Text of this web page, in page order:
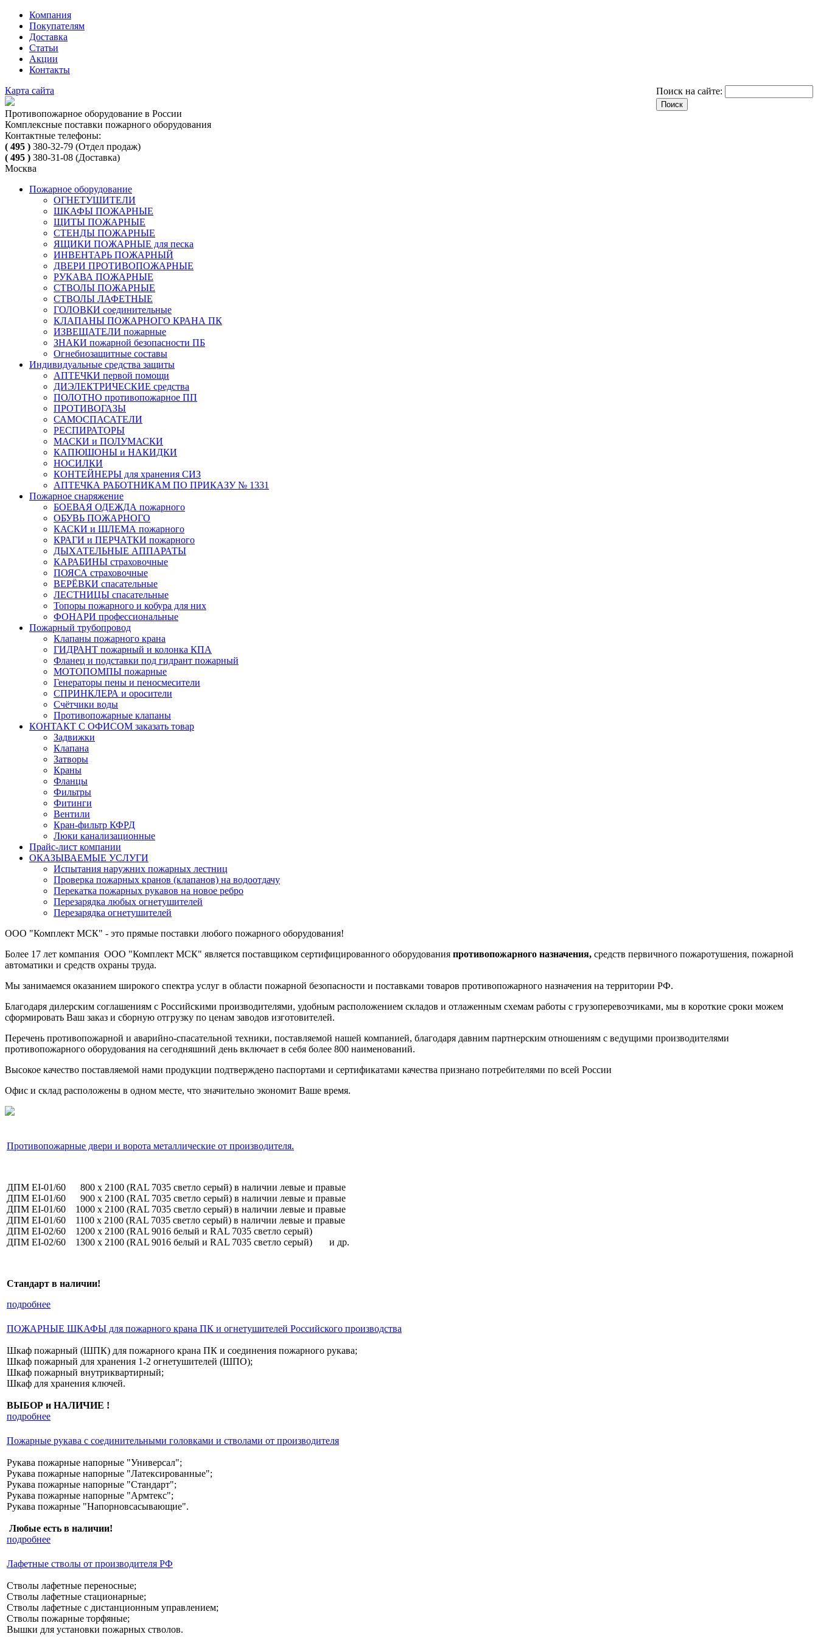
Компания
Покупателям
Доставка
Статьи
Акции
Контакты
Поиск на сайте:
Карта сайта
Противопожарное оборудование в России
Комплексные поставки пожарного оборудования
Контактные телефоны:
( 495 ) 380-32-79 (Отдел продаж)
( 495 ) 380-31-08 (Доставка)
Москва
Пожарное оборудование
ОГНЕТУШИТЕЛИ
ШКАФЫ ПОЖАРНЫЕ
ЩИТЫ ПОЖАРНЫЕ
СТЕНДЫ ПОЖАРНЫЕ
ЯЩИКИ ПОЖАРНЫЕ для песка
ИНВЕНТАРЬ ПОЖАРНЫЙ
ДВЕРИ ПРОТИВОПОЖАРНЫЕ
РУКАВА ПОЖАРНЫЕ
СТВОЛЫ ПОЖАРНЫЕ
СТВОЛЫ ЛАФЕТНЫЕ
ГОЛОВКИ соединительные
КЛАПАНЫ ПОЖАРНОГО КРАНА ПК
ИЗВЕЩАТЕЛИ пожарные
ЗНАКИ пожарной безопасности ПБ
Огнебиозащитные составы
Индивидуальные средства защиты
АПТЕЧКИ первой помощи
ДИЭЛЕКТРИЧЕСКИЕ средства
ПОЛОТНО противопожарное ПП
ПРОТИВОГАЗЫ
САМОСПАСАТЕЛИ
РЕСПИРАТОРЫ
МАСКИ и ПОЛУМАСКИ
КАПЮШОНЫ и НАКИДКИ
НОСИЛКИ
КОНТЕЙНЕРЫ для хранения СИЗ
АПТЕЧКА РАБОТНИКАМ ПО ПРИКАЗУ № 1331
Пожарное снаряжение
БОЕВАЯ ОДЕЖДА пожарного
ОБУВЬ ПОЖАРНОГО
КАСКИ и ШЛЕМА пожарного
КРАГИ и ПЕРЧАТКИ пожарного
ДЫХАТЕЛЬНЫЕ АППАРАТЫ
КАРАБИНЫ страховочные
ПОЯСА страховочные
ВЕРЁВКИ спасательные
ЛЕСТНИЦЫ спасательные
Топоры пожарного и кобура для них
ФОНАРИ профессиональные
Пожарный трубопровод
Клапаны пожарного крана
ГИДРАНТ пожарный и колонка КПА
Фланец и подставки под гидрант пожарный
МОТОПОМПЫ пожарные
Генераторы пены и пеносмесители
СПРИНКЛЕРА и оросители
Счётчики воды
Противопожарные клапаны
КОНТАКТ С ОФИСОМ заказать товар
Задвижки
Клапана
Затворы
Краны
Фланцы
Фильтры
Фитинги
Вентили
Кран-фильтр КФРД
Люки канализационные
Прайс-лист компании
ОКАЗЫВАЕМЫЕ УСЛУГИ
Испытания наружних пожарных лестниц
Проверка пожарных кранов (клапанов) на водоотдачу
Перекатка пожарных рукавов на новое ребро
Перезарядка любых огнетушителей
Перезарядка огнетушителей
ООО "Комплект МСК" - это прямые поставки любого пожарного оборудования!
Более 17 лет компания ООО "Комплект МСК" является поставщиком сертифицированного оборудования противопожарного назначения, средств первичного пожаротушения, пожарной
автоматики и средств охраны труда.
Мы занимаемся оказанием широкого спектра услуг в области пожарной безопасности и поставками товаров противопожарного назначения на территории РФ.
Благодаря дилерским соглашениям с Российскими производителями, удобным расположением складов и отлаженным схемам работы с грузоперевозчиками, мы в короткие сроки можем
сформировать Ваш заказ и сборную отгрузку по ценам заводов изготовителей.
Перечень противопожарной и аварийно-спасательной техники, поставляемой нашей компанией, благодаря давним партнерским отношениям с ведущими производителями
противопожарного оборудования на сегодняшний день включает в себя более 800 наименований.
Высокое качество поставляемой нами продукции подтверждено паспортами и сертификатами качества признано потребителями по всей России
Офис и склад расположены в одном месте, что значительно экономит Ваше время.
Противопожарные двери и ворота металлические от производителя.
ДПМ EI-01/60 800 х 2100 (RAL 7035 светло серый) в наличии левые и правые
ДПМ EI-01/60 900 х 2100 (RAL 7035 светло серый) в наличии левые и правые
ДПМ EI-01/60 1000 х 2100 (RAL 7035 светло серый) в наличии левые и правые
ДПМ EI-01/60 1100 х 2100 (RAL 7035 светло серый) в наличии левые и правые
ДПМ EI-02/60 1200 х 2100 (RAL 9016 белый и RAL 7035 светло серый)
ДПМ EI-02/60 1300 х 2100 (RAL 9016 белый и RAL 7035 светло серый) и др.
Стандарт в наличии!
подробнее
ПОЖАРНЫЕ ШКАФЫ для пожарного крана ПК и огнетушителей Российского производства
Шкаф пожарный (ШПК) для пожарного крана ПК и соединения пожарного рукава;
Шкаф пожарный для хранения 1-2 огнетушителей (ШПО);
Шкаф пожарный внутриквартирный;
Шкаф для хранения ключей.
ВЫБОР и НАЛИЧИЕ !
подробнее
Пожарные рукава с соединительными головками и стволами от производителя
Рукава пожарные напорные "Универсал";
Рукава пожарные напорные "Латексированные";
Рукава пожарные напорные "Стандарт";
Рукава пожарные напорные "Армтекс";
Рукава пожарные "Напорновсасывающие".
Любые есть в наличии!
подробнее
Лафетные стволы от производителя РФ
Стволы лафетные переносные;
Стволы лафетные стационарные;
Стволы лафетные с дистанционным управлением;
Стволы пожарные торфяные;
Вышки для установки пожарных стволов.